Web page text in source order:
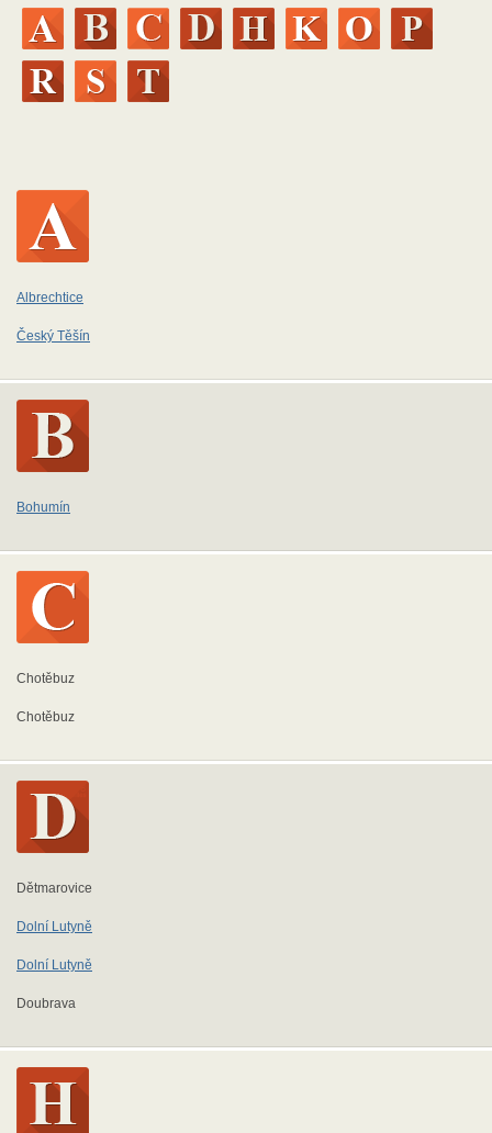
Albrechtice
Český Těšín
Bohumín
Chotěbuz
Chotěbuz
Dětmarovice
Dolní Lutyně
Dolní Lutyně
Doubrava